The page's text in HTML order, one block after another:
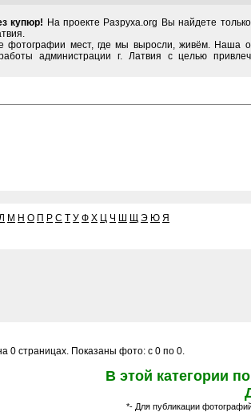
купюр! На проекте Разруха.org Вы найдете
фотографии мест, где мы выросли, живём. Наша
администрации г. Латвия с целью
М Н О П Р С Т У Ф Х Ц Ч Ш Щ Э Ю Я
0 страницах. Показаны фото: с 0 по 0.
В этой категории
*- Для публикации